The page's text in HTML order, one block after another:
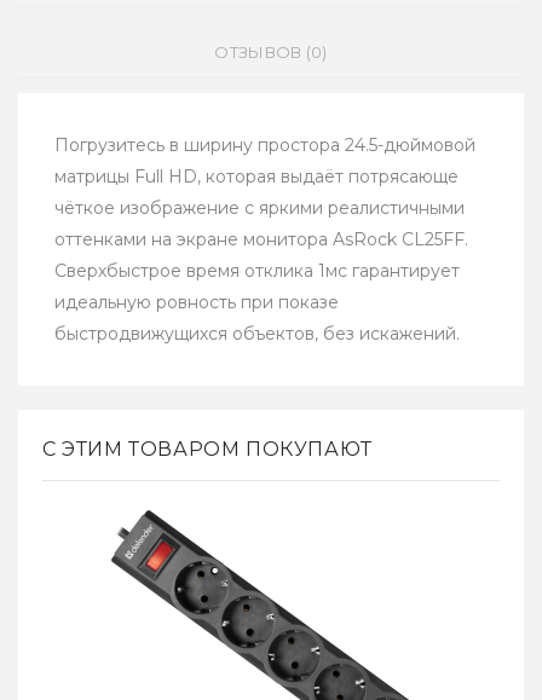
ОТЗЫВОВ (0)
Погрузитесь в ширину простора 24.5-дюймовой
матрицы Full HD, которая выдаёт потрясающе
чёткое изображение с яркими реалистичными
оттенками на экране монитора AsRock CL25FF.
Сверхбыстрое время отклика 1мс гарантирует
идеальную ровность при показе
быстродвижущихся объектов, без искажений.
С ЭТИМ ТОВАРОМ ПОКУПАЮТ